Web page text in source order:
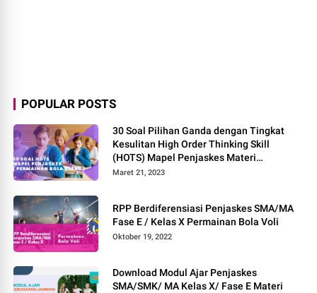
POPULAR POSTS
30 Soal Pilihan Ganda dengan Tingkat
Kesulitan High Order Thinking Skill
(HOTS) Mapel Penjaskes Materi
Permainan Bola Besar
Maret 21, 2023
RPP Berdiferensiasi Penjaskes SMA/MA
Fase E / Kelas X Permainan Bola Voli
Oktober 19, 2022
Download Modul Ajar Penjaskes
SMA/SMK/ MA Kelas X/ Fase E Materi